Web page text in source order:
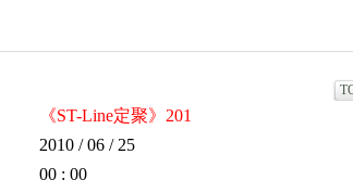
《ST-Line定聚》201
2010 / 06 / 25
00 : 00